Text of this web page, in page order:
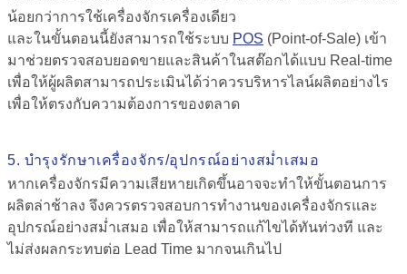
น้อยกว่าการใช้เครื่องจักรเครื่องเดียว
และในขั้นตอนนี้ยังสามารถใช้ระบบ POS (Point-of-Sale) เข้า
มาช่วยตรวจสอบยอดขายและสินค้าในสต๊อกได้แบบ Real-time
เพื่อให้ผู้ผลิตสามารถประเมินได้ว่าควรบริหารไลน์ผลิตอย่างไร
เพื่อให้ตรงกับความต้องการของตลาด
5. บำรุงรักษาเครื่องจักร/อุปกรณ์อย่างสม่ำเสมอ
หากเครื่องจักรมีความเสียหายเกิดขึ้นอาจจะทำให้ขั้นตอนการ
ผลิตล่าช้าลง จึงควรตรวจสอบการทำงานของเครื่องจักรและ
อุปกรณ์อย่างสม่ำเสมอ เพื่อให้สามารถแก้ไขได้ทันท่วงที และ
ไม่ส่งผลกระทบต่อ Lead Time มากจนเกินไป